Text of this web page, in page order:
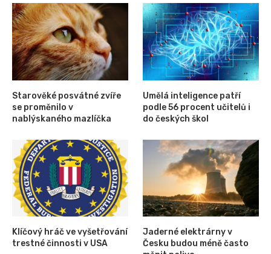
Starověké posvátné zvíře
se proměnilo v
nablýskaného mazlíčka
Umělá inteligence patří
podle 56 procent učitelů i
do českých škol
Klíčový hráč ve vyšetřování
trestné činnosti v USA
Jaderné elektrárny v
Česku budou méně často